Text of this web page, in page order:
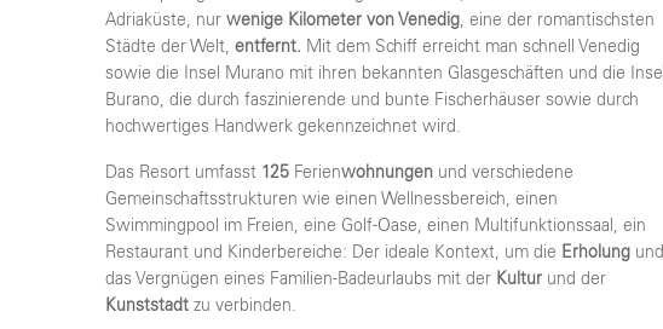
Adriaküste, nur wenige Kilometer von Venedig, eine der romantischsten
Städte der Welt, entfernt. Mit dem Schiff erreicht man schnell Venedig
sowie die Insel Murano mit ihren bekannten Glasgeschäften und die Insel
Burano, die durch faszinierende und bunte Fischerhäuser sowie durch
hochwertiges Handwerk gekennzeichnet wird.
Das Resort umfasst 125 Ferienwohnungen und verschiedene
Gemeinschaftsstrukturen wie einen Wellnessbereich, einen
Swimmingpool im Freien, eine Golf-Oase, einen Multifunktionssaal, ein
Restaurant und Kinderbereiche: Der ideale Kontext, um die Erholung und
das Vergnügen eines Familien-Badeurlaubs mit der Kultur und der
Kunststadt zu verbinden.